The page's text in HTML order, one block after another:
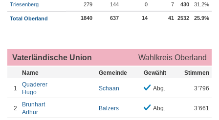
Triesenberg 279 144 0 7 430 31.2%
Total Oberland 1840 637 14 41 2532 25.9%
Vaterländische Union Wahlkreis Oberland
Name Gemeinde Gewählt Stimmen
1
Quaderer
Hugo
Schaan Abg. 3’796
2
Brunhart
Arthur
Balzers Abg. 3’661